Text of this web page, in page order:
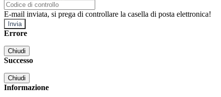
E-mail inviata, si prega di controllare la casella di posta elettronica!
Errore
Chiudi
Successo
Chiudi
Informazione